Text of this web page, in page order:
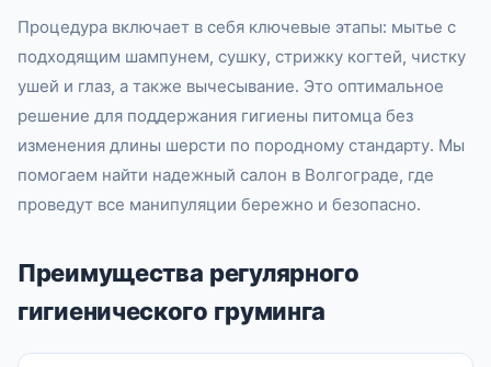
Процедура включает в себя ключевые этапы: мытье с
подходящим шампунем, сушку, стрижку когтей, чистку
ушей и глаз, а также вычесывание. Это оптимальное
решение для поддержания гигиены питомца без
изменения длины шерсти по породному стандарту. Мы
помогаем найти надежный салон в Волгограде, где
проведут все манипуляции бережно и безопасно.
Преимущества регулярного
гигиенического груминга